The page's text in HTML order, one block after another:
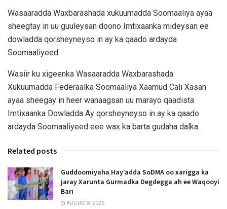
Wasaaradda Waxbarashada xukuumadda Soomaaliya ayaa
sheegtay in uu guuleysan doono Imtixaanka mideysan ee
dowladda qorsheyneyso in ay ka qaado ardayda
Soomaaliyeed
Wasiir ku xigeenka Wasaaradda Waxbarashada
Xukuumadda Federaalka Soomaaliya Xaamud Cali Xasan
ayaa sheegay in heer wanaagsan uu marayo qaadista
Imtixaanka Dowladda Ay qorsheyneyso in ay ka qaado
ardayda Soomaaliyeed eee wax ka barta gudaha dalka.
Related posts
Guddoomiyaha Hay’adda SoDMA oo xarigga ka
jaray Xarunta Gurmadka Degdegga ah ee Waqooyi
Bari
AUGUST 8, 2026